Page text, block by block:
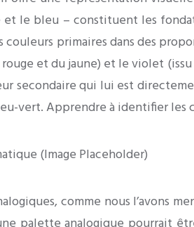
et le bleu – constituent les
couleurs primaires dans des
et du jaune) et le violet
secondaire qui lui est
vert. Apprendre à identifier les
comme nous l’avons